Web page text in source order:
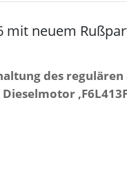
mit neuem
des regulären